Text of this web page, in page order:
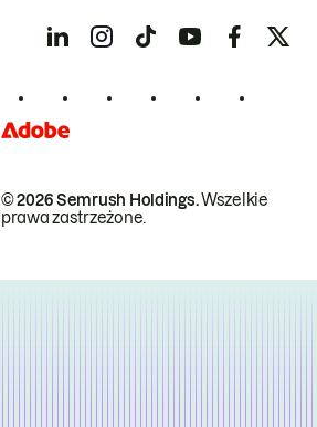
© 2026 Semrush Holdings.Wszelkie
prawa zastrzeżone.